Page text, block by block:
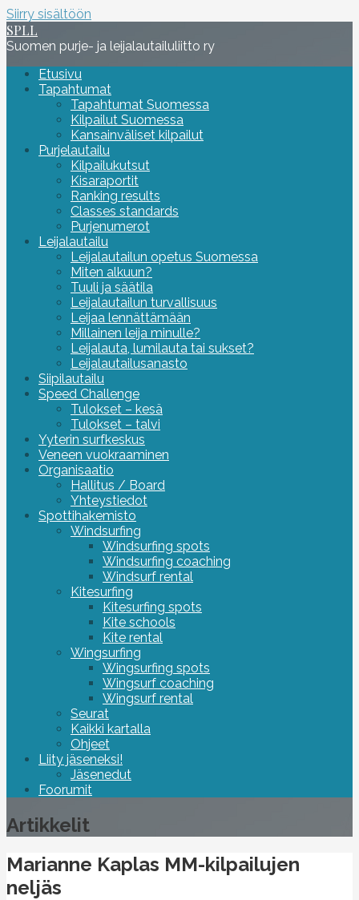
Siirry sisältöön
SPLL
Suomen purje- ja leijalautailuliitto ry
Etusivu
Tapahtumat
Tapahtumat Suomessa
Kilpailut Suomessa
Kansainväliset kilpailut
Purjelautailu
Kilpailukutsut
Kisaraportit
Ranking results
Classes standards
Purjenumerot
Leijalautailu
Leijalautailun opetus Suomessa
Miten alkuun?
Tuuli ja säätila
Leijalautailun turvallisuus
Leijaa lennättämään
Millainen leija minulle?
Leijalauta, lumilauta tai sukset?
Leijalautailusanasto
Siipilautailu
Speed Challenge
Tulokset – kesä
Tulokset – talvi
Yyterin surfkeskus
Veneen vuokraaminen
Organisaatio
Hallitus / Board
Yhteystiedot
Spottihakemisto
Windsurfing
Windsurfing spots
Windsurfing coaching
Windsurf rental
Kitesurfing
Kitesurfing spots
Kite schools
Kite rental
Wingsurfing
Wingsurfing spots
Wingsurf coaching
Wingsurf rental
Seurat
Kaikki kartalla
Ohjeet
Liity jäseneksi!
Jäsenedut
Foorumit
Artikkelit
Marianne Kaplas MM-kilpailujen
neljäs